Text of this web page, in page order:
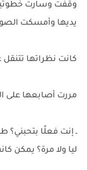
وقفت وسارت
يديها وأمسكت
كانت نظراتها
مررت أصابعها على
ـ إنت فعلًا بتحبني؟
ليا ولا مرة؟ يمكن